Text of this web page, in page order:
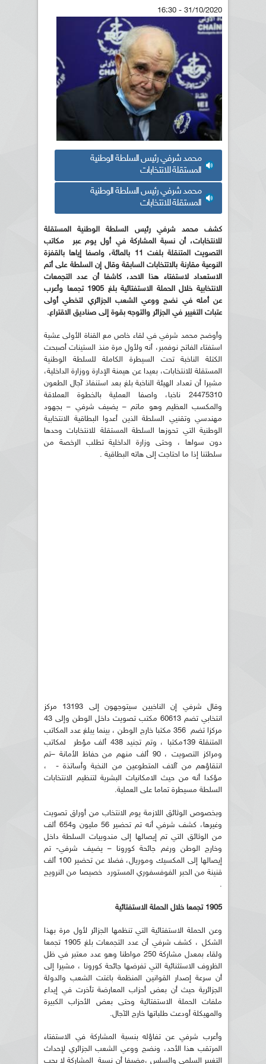
31/10/2020 - 16:30
محمد شرفي رئيس السلطة الوطنية
المستقلة للانتخابات
محمد شرفي رئيس السلطة الوطنية
المستقلة للانتخابات
كشف محمد شرفي رئيس السلطة الوطنية المستقلة
للانتخابات، أن نسبة المشاركة في أول يوم عبر مكاتب
التصويت المتنقلة بلغت 11 بالمائة، واصفا إياها بالقفزة
النوعية مقارنة بالاتتخابات السابقة وقال إن السلطة على أتم
الاستعداد لاستفتاء هذا الاحد، كاشفا أن عدد التجمعات
الانتخابية خلال الحملة الاستفتائية بلغ 1905 تجمعا وأعرب
عن أمله في نضج ووعي الشعب الجزائري لتخطي أولى
عتبات التغيير في الجزائر والتوجه بقوة إلى صناديق الاقتراع.
وأوضح محمد شرفي في لقاء خاص مع القناة الأولى عشية
استفتاء الفاتح نوفمبر، أنه ولأول مرة منذ الستينات أصبحت
الكتلة الناخبة تحت السيطرة الكاملة للسلطة الوطنية
المستقلة للانتخابات، بعيدا عن هيمنة الإدارة ووزارة الداخلية،
مشيرا أن تعداد الهيئة الناخبة بلغ بعد استنفاذ آجال الطعون
24475310 ناخبا، واصفا العملية بالخطوة العملاقة
والمكسب العظيم وهو ماتم – يضيف شرفي – بجهود
مهندسي وتقنيي السلطة الذين أعدوا البطاقية الانتخابية
الوطنية التي تحوزها السلطة المستقلة للانتخابات وحدها
دون سواها ، وحتى وزارة الداخلية تطلب الرخصة من
سلطتنا إذا ما احتاجت إلى هاته البطاقية .
وقال شرفي إن الناخبين سيتوجهون إلى 13193 مركز
انتخابي تضم 60613 مكتب تصويت داخل الوطن وإلى 43
مركزا تضم 356 مكتبا خارج الوطن ، بينما يبلغ عدد المكاتب
المتنقلة 139مكتبا ، وتم تجنيد 438 ألف مؤطر لمكاتب
ومراكز التصويت ، 90 ألف منهم من حفاظ الأمانة –تم
انتقاؤهم من آلاف المتطوعين من النخبة وأساتذة - ،
مؤكدا أنه من حيث الامكانيات البشرية لتنظيم الانتخابات
السلطة مسيطرة تماما على العملية.
وبخصوص الوثائق اللازمة يوم الانتخاب من أوراق تصويت
وغيرها، كشف شرفي أنه تم تحضير 56 مليون و654 ألف
من الوثائق التي تم إيصالها إلى مندوبيات السلطة داخل
وخارج الوطن ورغم جائحة كورونا – يضيف شرفي- تم
إيصالها إلى المكسيك وموريال، فضلا عن تحضير 100 ألف
قنينة من الحبر الفوفسفوري المستورد خصيصا من النرويج
.
1905 تجمعا خلال الحملة الاستفتائية
وعن الحملة الاستفتائية التي تنظمها الجزائر لأول مرة بهذا
الشكل ، كشف شرفي أن عدد التجمعات بلغ 1905 تجمعا
ولقاء بمعدل مشاركة 250 مواطنا وهو عدد معتبر في ظل
الظروف الاستثنائية التي تفرضها جائحة كورونا ، مشيرا إلى
أن سرعة إصدار القوانين المنظمة باغتت الشعب والدولة
الجزائرية حيث أن بعض أحزاب المعارضة تأخرت في إيداع
ملفات الحملة الاستفتائية وحتى بعض الأحزاب الكبيرة
والمهيكلة أودعت طلباتها خارج الآجال.
وأعرب شرفي عن تفاؤله بنسبة المشاركة في الاستفتاء
المرتقب هذا الأحد، ونضج ووعي الشعب الجزائري لإحداث
التغيير السلمي والسلس ،مضيفا أن نسبة المشاركة لا يجب